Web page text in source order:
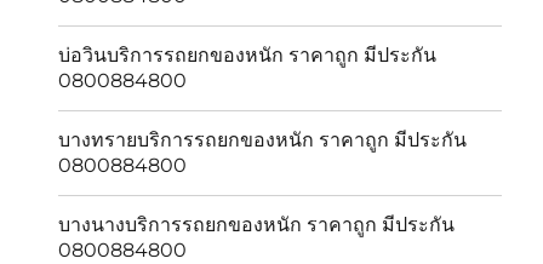
บ่อวินบริการรถยกของหนัก ราคาถูก มีประกัน
0800884800
บางทรายบริการรถยกของหนัก ราคาถูก มีประกัน
0800884800
บางนางบริการรถยกของหนัก ราคาถูก มีประกัน
0800884800